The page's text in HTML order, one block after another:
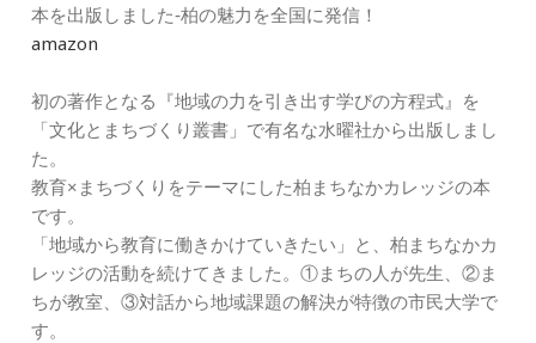
本を出版しました‐柏の魅力を全国に発信！
amazon
初の著作となる『地域の力を引き出す学びの方程式』を
「文化とまちづくり叢書」で有名な水曜社から出版しまし
た。
教育×まちづくりをテーマにした柏まちなかカレッジの本
です。
「地域から教育に働きかけていきたい」と、柏まちなかカ
レッジの活動を続けてきました。①まちの人が先生、②ま
ちが教室、③対話から地域課題の解決が特徴の市民大学で
す。